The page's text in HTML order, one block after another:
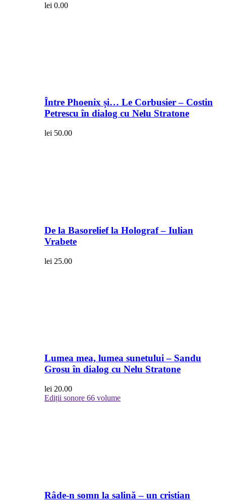
lei 0.00
Între Phoenix și… Le Corbusier – Costin
Petrescu în dialog cu Nelu Stratone
lei 50.00
De la Basorelief la Holograf – Iulian
Vrabete
lei 25.00
Lumea mea, lumea sunetului – Sandu
Grosu în dialog cu Nelu Stratone
lei 20.00
Ediții sonore 66 volume
Râde-n somn la salină – un cristian